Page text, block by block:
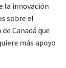
la innovación
sobre el
Canadá que
más apoyo